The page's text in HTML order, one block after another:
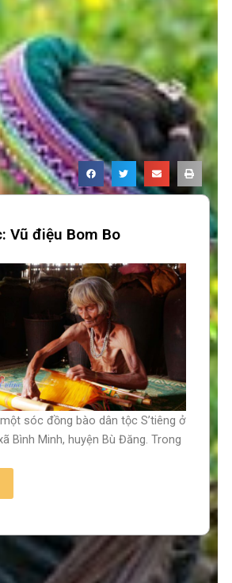
Vũ điệu Bom Bo
sóc đồng bào dân tộc S’tiêng ở
Bình Minh, huyện Bù Đăng. Trong